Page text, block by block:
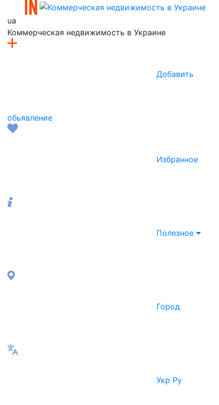
ua
Коммерческая недвижимость в Украине
Добавить
обьявление
Избранное
Полезное
Город
Укр Ру